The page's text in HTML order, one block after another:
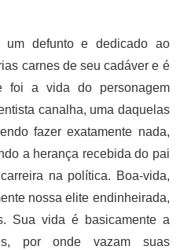
um defunto e dedicado ao
carnes de seu cadáver e é
foi a vida do personagem
canalha, uma daquelas
fazer exatamente nada,
a herança recebida do pai
na política. Boa-vida,
nossa elite endinheirada,
Sua vida é basicamente a
por onde vazam suas